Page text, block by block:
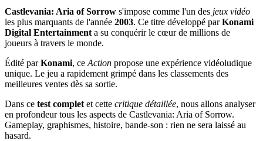
Castlevania: Aria of Sorrow s'impose comme l'un des jeux vidéo
les plus marquants de l'année 2003. Ce titre développé parKonami
Digital Entertainment a su conquérir le cœur de millions de
joueurs à travers le monde.
Édité parKonami, ce Action propose une expérience vidéoludique
unique. Le jeu a rapidement grimpé dans les classements des
meilleures ventes dès sa sortie.
Dans ce test complet et cette critique détaillée, nous allons analyser
en profondeur tous les aspects de Castlevania: Aria of Sorrow.
Gameplay, graphismes, histoire, bande-son : rien ne sera laissé au
hasard.